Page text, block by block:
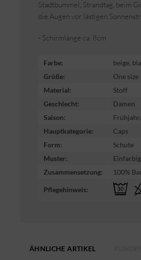
Stadtbummel, Strandtag, beim
die Augen vor lästigen
- Schirmlänge ca. 8cm
Farbe:
beige,
Größe:
One size
Material:
Stoff
Geschlecht:
Damen
Saison:
Hauptkategorie:
Caps
Form:
Schute
Muster:
Zusammensetzung:
100%
Pflegehinweis:
ÄHNLICHE ARTIKEL